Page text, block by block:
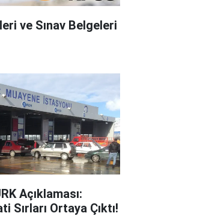
ve Sınav Belgeleri
Açıklaması:
Sırları Ortaya Çıktı!